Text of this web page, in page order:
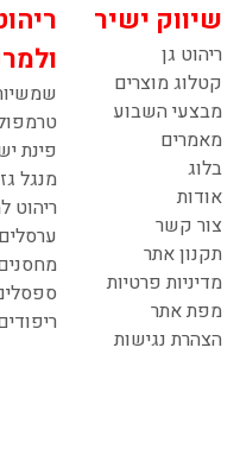
שיווק ישיר
ריהוט גן
קטלוג מוצרים
מבצעי השבוע
מאמרים
בלוג
אודות
צור קשר
תקנון אתר
מדיניות פרטיות
מפת אתר
הצהרת נגישות
פינת
מנגל גז
ריהוט
ערסלים